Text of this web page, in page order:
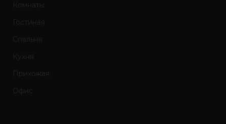
Комнаты
Гостиная
Спальня
Кухня
Прихожая
Офис